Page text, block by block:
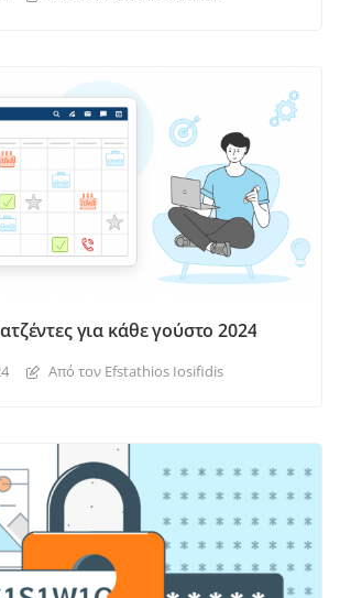
για κάθε γούστο 2024
Από τον Efstathios Iosifidis